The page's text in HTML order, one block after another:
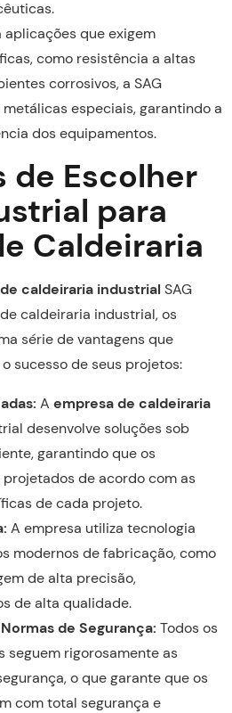
aplicações que exigem
como resistência a altas
corrosivos, a SAG
especiais, garantindo a
dos equipamentos.
de Escolher
para
Caldeiraria
caldeiraria industrial SAG
caldeiraria industrial, os
série de vantagens que
sucesso de seus projetos:
A empresa de caldeiraria
desenvolve soluções sob
garantindo que os
de acordo com as
de cada projeto.
A empresa utiliza tecnologia
modernos de fabricação, como
de alta precisão,
de alta qualidade.
de Segurança: Todos os
seguem rigorosamente as
o que garante que os
com total segurança e